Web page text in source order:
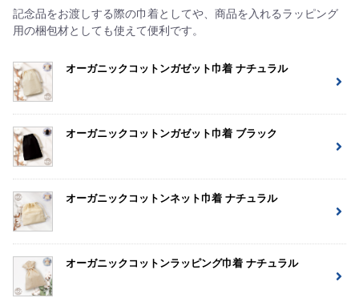
記念品をお渡しする際の巾着としてや、商品を入れるラッピング
用の梱包材としても使えて便利です。
オーガニックコットンガゼット巾着 ナチュラル
オーガニックコットンガゼット巾着 ブラック
オーガニックコットンネット巾着 ナチュラル
オーガニックコットンラッピング巾着 ナチュラル